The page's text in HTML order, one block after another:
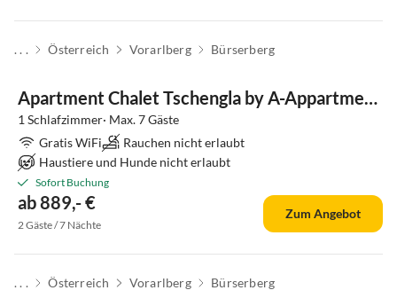
. . . Österreich Vorarlberg Bürserberg
Apartment Chalet Tschengla by A-Appartments
1 Schlafzimmer· Max. 7 Gäste
Gratis WiFi
Rauchen nicht erlaubt
Haustiere und Hunde nicht erlaubt
Sofort Buchung
ab 889,- €
2 Gäste / 7 Nächte
Zum Angebot
. . . Österreich Vorarlberg Bürserberg